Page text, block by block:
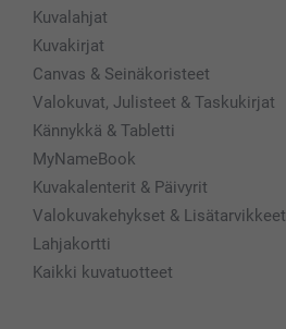
Kuvalahjat
Kuvakirjat
Canvas & Seinäkoristeet
Valokuvat, Julisteet & Taskukirjat
Kännykkä & Tabletti
MyNameBook
Kuvakalenterit & Päivyrit
Valokuvakehykset & Lisätarvikkeet
Lahjakortti
Kaikki kuvatuotteet